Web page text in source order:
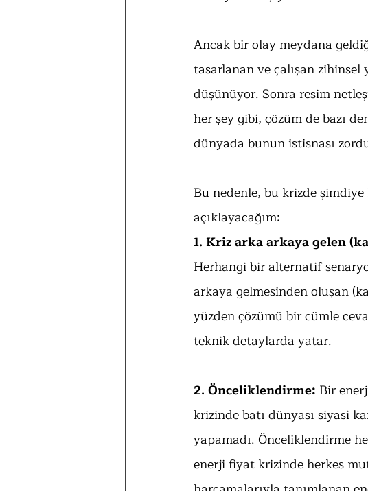
Ancak bir olay meydana
tasarlanan ve çalışan
düşünüyor. Sonra resim
her şey gibi, çözüm de bazı
dünyada bunun istisnası
Bu nedenle, bu krizde şimdiye
açıklayacağım:
1. Kriz arka arkaya gelen
Herhangi bir alternatif
arkaya gelmesinden oluşan
yüzden çözümü bir cümle
teknik detaylarda yatar.
2. Önceliklendirme: Bir
krizinde batı dünyası siyasi
yapamadı. Önceliklendirme
enerji fiyat krizinde herkes